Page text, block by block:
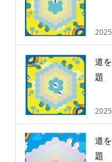
道
題
道
題